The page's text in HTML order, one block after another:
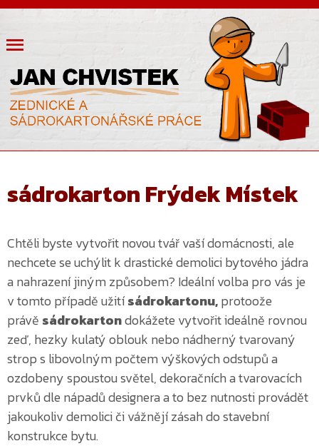
sádrokarton Frýdek Místek
Chtěli byste vytvořit novou tvář vaší domácnosti, ale
nechcete se uchýlit k drastické demolici bytového jádra
a nahrazení jiným způsobem? Ideální volba pro vás je
v tomto případě užitísádrokartonu,protoože
právě sádrokartondokážete vytvořit ideálně rovnou
zeď, hezky kulatý oblouk nebo nádherný tvarovaný
strop s libovolným počtem výškových odstupů a
ozdobeny spoustou světel, dekoračních a tvarovacích
prvků dle nápadů designera a to bez nutnosti provádět
jakoukoliv demolici či vážnějí zásah do stavební
konstrukce bytu.